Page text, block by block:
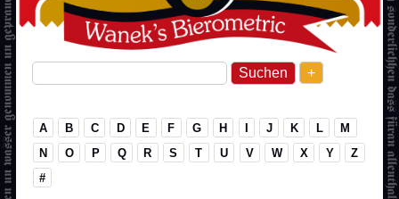
+
A B C D E F G H I J K L
M
N
O P Q R S T U V W X Y
Z
#